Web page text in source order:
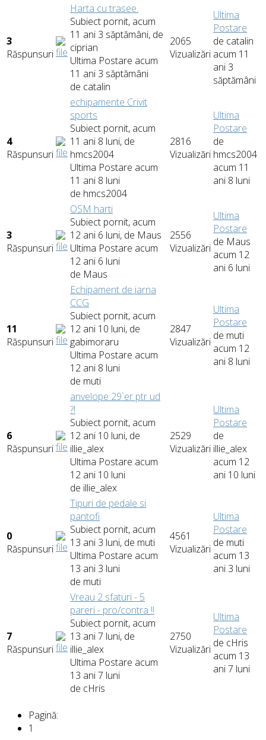
3
Răspunsuri
Harta cu trasee.
Subiect pornit, acum
11 ani 3 săptămâni, de
ciprian
Ultima Postare acum
11 ani 3 săptămâni
de catalin
2065
Vizualizări
Ultima
Postare
de catalin
acum 11
ani 3
săptămâni
4
Răspunsuri
echipamente Crivit
sports
Subiect pornit, acum
11 ani 8 luni, de
hmcs2004
Ultima Postare acum
11 ani 8 luni
de hmcs2004
2816
Vizualizări
Ultima
Postare
de
hmcs2004
acum 11
ani 8 luni
3
Răspunsuri
OSM harti
Subiect pornit, acum
12 ani 6 luni, de Maus
Ultima Postare acum
12 ani 6 luni
de Maus
2556
Vizualizări
Ultima
Postare
de Maus
acum 12
ani 6 luni
11
Răspunsuri
Echipament de iarna
CCG
Subiect pornit, acum
12 ani 10 luni, de
gabimoraru
Ultima Postare acum
12 ani 8 luni
de muti
2847
Vizualizări
Ultima
Postare
de muti
acum 12
ani 8 luni
6
Răspunsuri
anvelope 29`er ptr ud
?!
Subiect pornit, acum
12 ani 10 luni, de
illie_alex
Ultima Postare acum
12 ani 10 luni
de illie_alex
2529
Vizualizări
Ultima
Postare
de
illie_alex
acum 12
ani 10 luni
0
Răspunsuri
Tipuri de pedale si
pantofi
Subiect pornit, acum
13 ani 3 luni, de muti
Ultima Postare acum
13 ani 3 luni
de muti
4561
Vizualizări
Ultima
Postare
de muti
acum 13
ani 3 luni
7
Răspunsuri
Vreau 2 sfaturi - 5
pareri - pro/contra !!
Subiect pornit, acum
13 ani 7 luni, de
illie_alex
Ultima Postare acum
13 ani 7 luni
de cHris
2750
Vizualizări
Ultima
Postare
de cHris
acum 13
ani 7 luni
Pagină:
1